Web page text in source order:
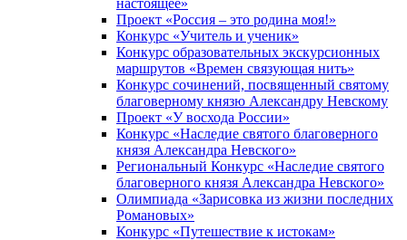
настоящее»
Проект «Россия – это родина моя!»
Конкурс «Учитель и ученик»
Конкурс образовательных экскурсионных
маршрутов «Времен связующая нить»
Конкурс сочинений, посвященный святому
благоверному князю Александру Невскому
Проект «У восхода России»
Конкурс «Наследие святого благоверного
князя Александра Невского»
Региональный Конкурс «Наследие святого
благоверного князя Александра Невского»
Олимпиада «Зарисовка из жизни последних
Романовых»
Конкурс «Путешествие к истокам»